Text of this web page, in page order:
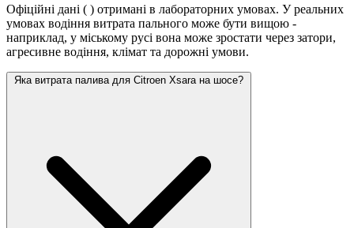
Офіційні дані ( ) отримані в лабораторних умовах. У реальних
умовах водіння витрата пального може бути вищою -
наприклад, у міському русі вона може зростати через затори,
агресивне водіння, клімат та дорожні умови.
Яка витрата палива для Citroen Xsara на шосе?